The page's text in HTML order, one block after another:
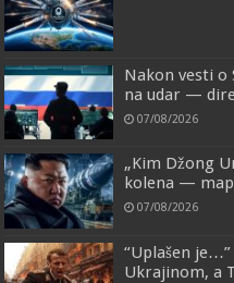
Nakon vesti o
na udar —
07/08/2026
„Kim Džong
kolena —
07/08/2026
“Uplašen
Ukrajinom, a